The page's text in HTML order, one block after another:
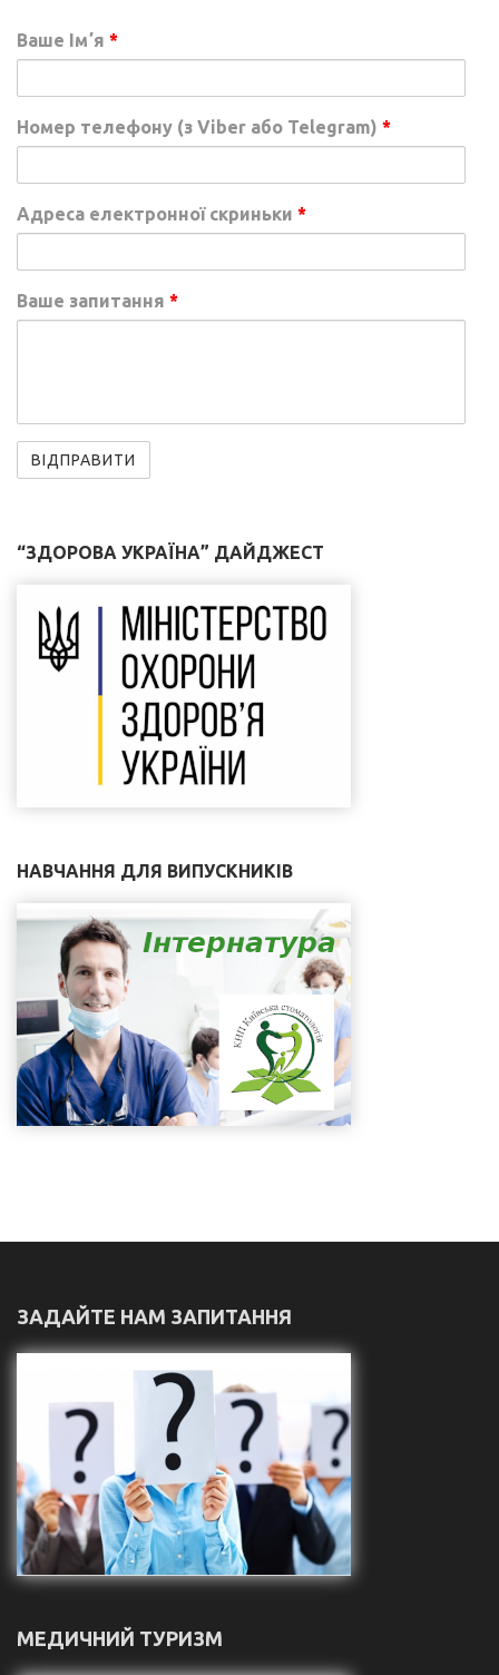
Ваше Імʼя *
Номер телефону (з Viber або Telegram) *
Адреса електронної скриньки *
Ваше запитання *
“ЗДОРОВА УКРАЇНА” ДАЙДЖЕСТ
НАВЧАННЯ ДЛЯ ВИПУСКНИКІВ
ЗАДАЙТЕ НАМ ЗАПИТАННЯ
МЕДИЧНИЙ ТУРИЗМ